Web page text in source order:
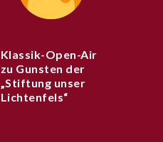
Klassik-Open-Air
zu Gunsten der
„Stiftung unser
Lichtenfels“